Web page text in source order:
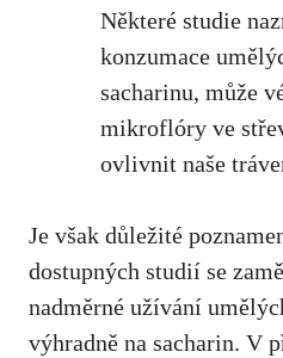
Některé studie
konzumace
sacharinu, může
mikroflóry ve
ovlivnit naše
Je však důležité
dostupných studií se
nadměrné užívání
výhradně na sacharin. V